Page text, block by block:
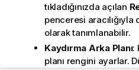
tıkladığınızda açılan
penceresi
olarak tanımlanabilir.
Kaydırma Arka Planı:
planı rengini ayarlar.